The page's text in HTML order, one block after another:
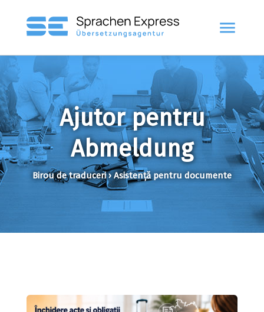
menu
Ajutor pentru
Abmeldung
Birou de traduceri › Asistență pentru documente